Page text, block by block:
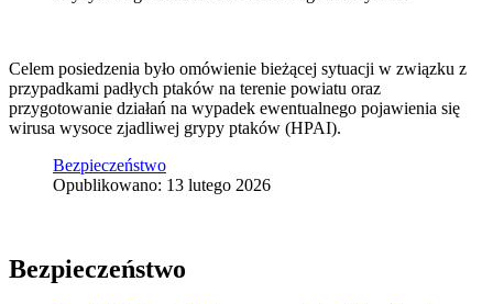
Celem posiedzenia było omówienie bieżącej sytuacji w związku z
przypadkami padłych ptaków na terenie powiatu oraz
przygotowanie działań na wypadek ewentualnego pojawienia się
wirusa wysoce zjadliwej grypy ptaków (HPAI).
Bezpieczeństwo
Opublikowano: 13 lutego 2026
Bezpieczeństwo